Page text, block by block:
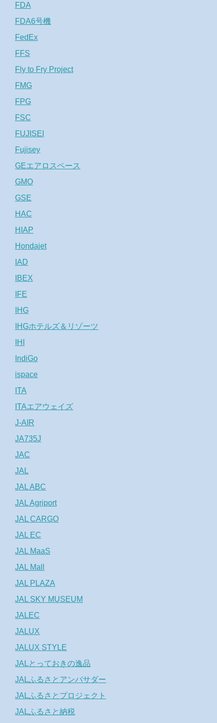
FDA
FDA6号機
FedEx
FFS
Fly to Fry Project
FMG
FPG
FSC
FUJISEI
Fujisey
GEエアロスペース
GMO
GSE
HAC
HIAP
Hondajet
IAD
IBEX
IFE
IHG
IHGホテルズ＆リゾーツ
IHI
IndiGo
ispace
ITA
ITAエアウェイズ
J-AIR
JA735J
JAC
JAL
JAL ABC
JAL Agriport
JAL CARGO
JAL EC
JAL MaaS
JAL Mall
JAL PLAZA
JAL SKY MUSEUM
JALEC
JALUX
JALUX STYLE
JALとっておきの逸品
JALふるさとアンバサダー
JALふるさとプロジェクト
JALふるさと納税